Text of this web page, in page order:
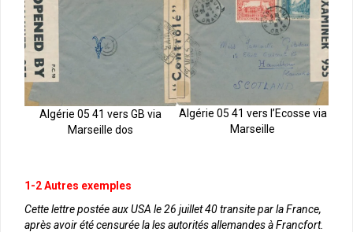
Algérie 05 41 vers GB via
Marseille dos
Algérie 05 41 vers l’Ecosse via
Marseille
1-2 Autres exemples
Cette lettre postée aux USA le 26 juillet 40 transite par la France,
après avoir été censurée la les autorités allemandes à Francfort.